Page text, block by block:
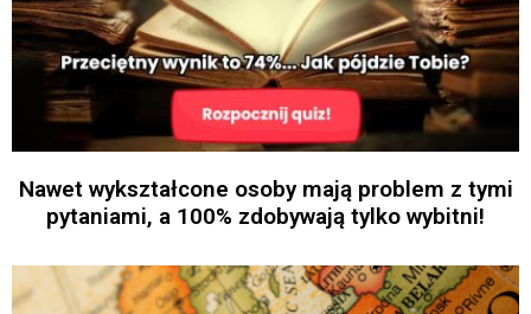
Nawet wykształcone osoby mają problem z tymi
pytaniami, a 100% zdobywają tylko wybitni!